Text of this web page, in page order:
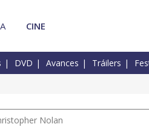
CINE
DVD Avances Tráilers
Nolan